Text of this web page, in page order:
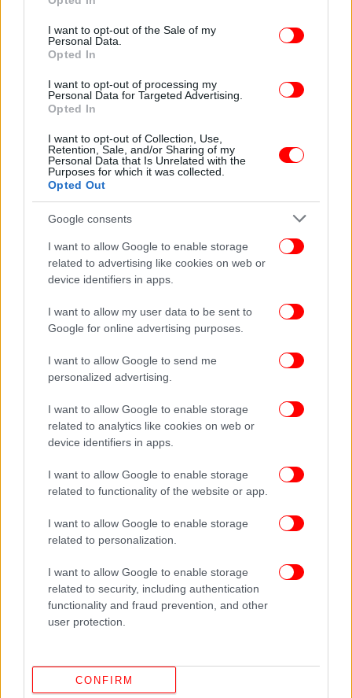
use your data for below specified purposes in below Google
consent section.
I want to opt-out of the Sale of my
Personal Data.
Opted In
I want to opt-out of processing my
Personal Data for Targeted Advertising.
Opted In
I want to opt-out of Collection, Use,
Retention, Sale, and/or Sharing of my
Personal Data that Is Unrelated with the
Purposes for which it was collected.
Opted Out
Google consents
I want to allow Google to enable storage
related to advertising like cookies on web or
device identifiers in apps.
I want to allow my user data to be sent to
Google for online advertising purposes.
I want to allow Google to send me
personalized advertising.
I want to allow Google to enable storage
related to analytics like cookies on web or
device identifiers in apps.
I want to allow Google to enable storage
related to functionality of the website or app.
I want to allow Google to enable storage
related to personalization.
I want to allow Google to enable storage
related to security, including authentication
functionality and fraud prevention, and other
user protection.
CONFIRM
Γενικά αίθριος καιρός. Τοπικές νεφώσεις με
πιθανότητα όμβρων τις μεσημβρινές –
Θεσσαλία, την κεντρική και ανατολική Μακεδονία
και τη Θράκη.
Οι άνεμοι θα πνέουν στα δυτικά δυτικοί
βορειοδυτικοί 3 με 5 και στα ανατολικά από
βόρειες διευθύνσεις με την ίδια ένταση στο
ανατολικό Αιγαίο τοπικά 6 μποφόρ.
Η θερμοκρασία δεν θα σημειώσει αξιόλογη
μεταβολή και θα φτάσει στις περισσότερες
κεντρικά ηπειρωτικά τους 33 με 34 και στις
Σποράδες και στις Κυκλάδες τους 28 με 30 βαθμούς
Πέμπτη 21/8
Οι άνεμοι θα πνέουν στα δυτικά δυτικοί
βορειοδυτικοί 3 με 4 και από το απόγευμα στο
βόρειο Ιόνιο από νότιες διευθύνσεις με την ίδια
ένταση. Στα ανατολικά θα πνέουν από βόρειες
έως 6 μποφόρ.